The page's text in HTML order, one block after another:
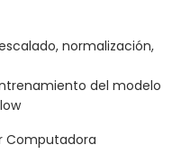
normalización,
del modelo
Computadora